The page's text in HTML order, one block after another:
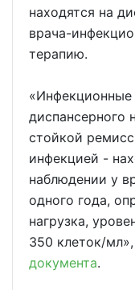
находятся на
врача-
терапию.
«Инфекционные
диспансерного
стойкой
инфекцией -
наблюдении у
одного года,
нагрузка,
350 клеток/
документа.